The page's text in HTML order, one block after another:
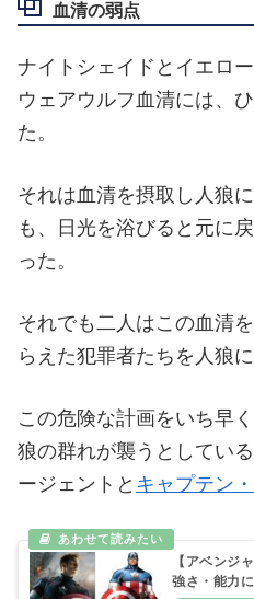
血清の弱点
ナイトシェイドとイエロ
ウェアウルフ血清には、
た。
それは血清を摂取し人狼
も、日光を浴びると元に
った。
それでも二人はこの血清
らえた犯罪者たちを人狼
この危険な計画をいち早
狼の群れが襲うとしてい
ージェントと キャプテン
【アベンジ
強さ・能力